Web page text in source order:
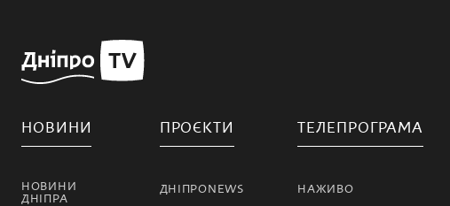
НОВИНИ
НОВИНИ
ДНІПРА
ПРОЄКТИ
ДНІПРОNEWS
ТЕЛЕПРОГРАМА
НАЖИВО